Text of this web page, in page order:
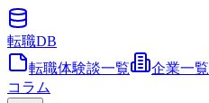
転職DB
転職体験談一覧
企業一覧
コラム